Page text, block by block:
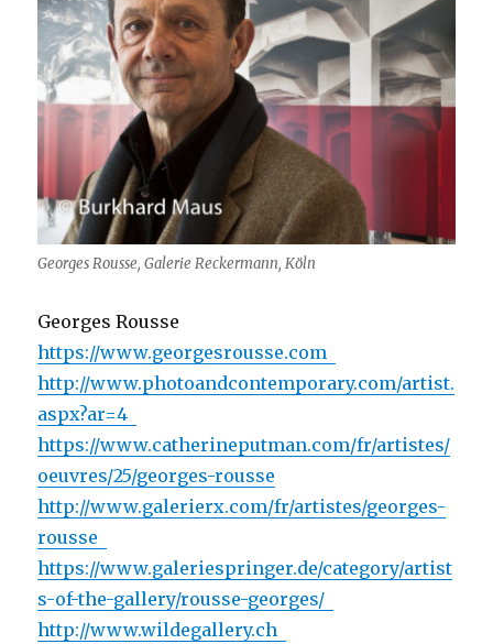
Georges Rousse, Galerie Reckermann, Köln
Georges Rousse
https://www.georgesrousse.com
http://www.photoandcontemporary.com/artist.
aspx?ar=4
https://www.catherineputman.com/fr/artistes/
oeuvres/25/georges-rousse
http://www.galerierx.com/fr/artistes/georges-
rousse
https://www.galeriespringer.de/category/artist
s-of-the-gallery/rousse-georges/
http://www.wildegallery.ch